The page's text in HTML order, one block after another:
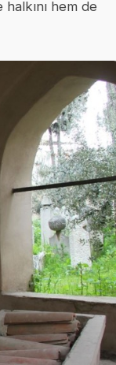
hem de